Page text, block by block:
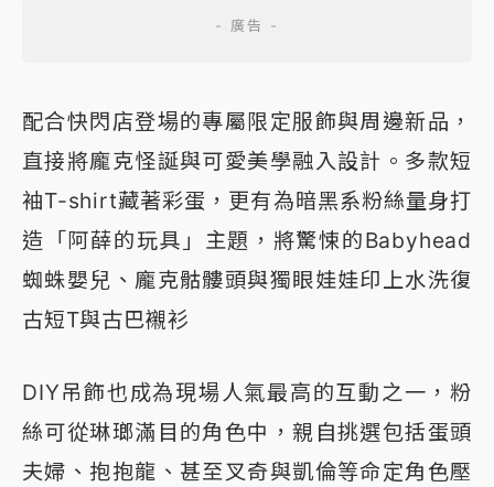
配合快閃店登場的專屬限定服飾與周邊新品，
直接將龐克怪誕與可愛美學融入設計。多款短
袖T-shirt藏著彩蛋，更有為暗黑系粉絲量身打
造「阿薛的玩具」主題，將驚悚的Babyhead
蜘蛛嬰兒、龐克骷髏頭與獨眼娃娃印上水洗復
古短T與古巴襯衫
DIY吊飾也成為現場人氣最高的互動之一，粉
絲可從琳瑯滿目的角色中，親自挑選包括蛋頭
夫婦、抱抱龍、甚至叉奇與凱倫等命定角色壓